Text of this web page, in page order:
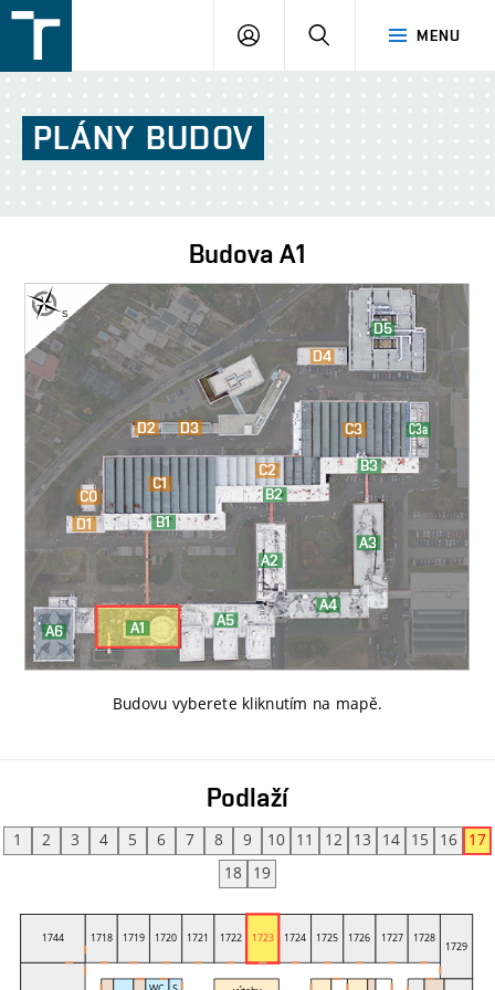
v
Brně
MENU
PŘIHLÁŠENÍ
PLÁNY BUDOV
Budova A1
Budovu vyberete kliknutím na mapě.
Podlaží
1 2 3 4 5 6 7 8 9 10 11 12 13 14 15 16
17
18
19